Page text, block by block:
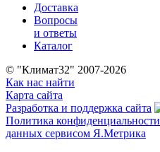
Доставка
Вопросы
и ответы
Каталог
© "Климат32" 2007-2026
Как нас найти
Карта сайта
Разработка и поддержка сайта
Политика конфиденциальности
данных сервисом Я.Метрика